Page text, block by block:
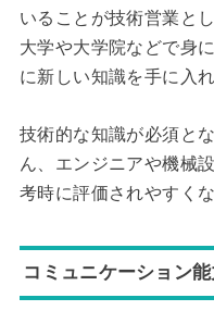
いることが技術営業と
大学や大学院などで身
に新しい知識を手に入
技術的な知識が必須と
ん、エンジニアや機械
考時に評価されやすくな
コミュニケーション能